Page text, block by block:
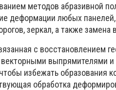
методов абразивной
деформации любых
зеркал, а также замена
с восстановлением
векторными выпрямителями
избежать образования
обработка